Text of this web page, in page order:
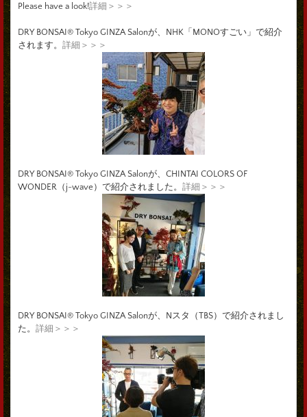
Please have a look!詳細＞＞＞
DRY BONSAI® Tokyo GINZA Salonが、NHK「MONOすごい」で紹介
されます。 詳細＞＞＞
DRY BONSAI® Tokyo GINZA Salonが、CHINTAI COLORS OF
WONDER（j-wave）で紹介されました。 詳細＞＞＞
DRY BONSAI® Tokyo GINZA Salonが、Nスタ（TBS）で紹介されまし
た。 詳細＞＞＞